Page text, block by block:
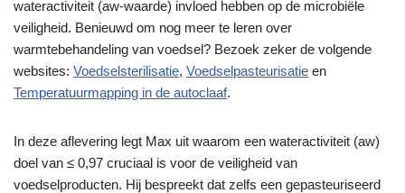
wateractiviteit (aw-waarde) invloed hebben op de microbiële
veiligheid. Benieuwd om nog meer te leren over
warmtebehandeling van voedsel? Bezoek zeker de volgende
websites: Voedselsterilisatie, Voedselpasteurisatie en
Temperatuurmapping in de autoclaaf.
In deze aflevering legt Max uit waarom een wateractiviteit (aw)
doel van ≤ 0,97 cruciaal is voor de veiligheid van
voedselproducten. Hij bespreekt dat zelfs een gepasteuriseerd